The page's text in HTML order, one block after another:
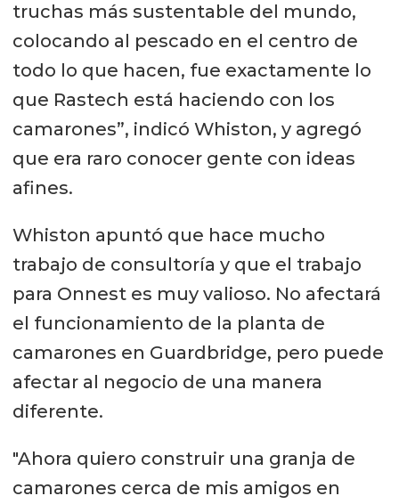
truchas más sustentable del mundo,
colocando al pescado en el centro de
todo lo que hacen, fue exactamente lo
que Rastech está haciendo con los
camarones”, indicó Whiston, y agregó
que era raro conocer gente con ideas
afines.
Whiston apuntó que hace mucho
trabajo de consultoría y que el trabajo
para Onnest es muy valioso. No afectará
el funcionamiento de la planta de
camarones en Guardbridge, pero puede
afectar al negocio de una manera
diferente.
"Ahora quiero construir una granja de
camarones cerca de mis amigos en